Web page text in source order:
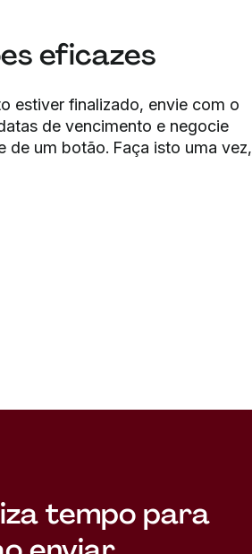
eficazes
estiver finalizado, envie com o
de vencimento e negocie
de um botão. Faça isto uma vez,
tempo para